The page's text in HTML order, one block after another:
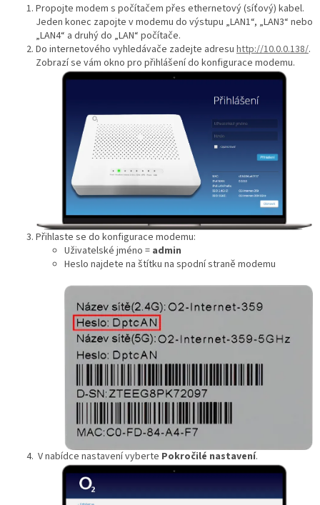
Propojte modem s počítačem přes ethernetový (síťový) kabel.
Jeden konec zapojte v modemu do výstupu „LAN1“, „LAN3“ nebo
„LAN4“ a druhý do „LAN“ počítače.
Do internetového vyhledávače zadejte adresu http://10.0.0.138/.
Zobrazí se vám okno pro přihlášení do konfigurace modemu.
Přihlaste se do konfigurace modemu:
Uživatelské jméno = admin
Heslo najdete na štítku na spodní straně modemu
V nabídce nastavení vyberte Pokročilé nastavení.